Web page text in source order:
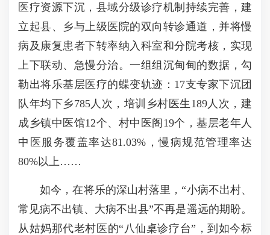
医疗资源下沉，县域分级诊疗机制持续完善，建
立起县、乡与上级医院的双向转诊通道，并将慢
病及康复患者下转率纳入科室和分院考核，实现
上下联动、急慢分治。一组组沉甸甸的数据，勾
勒出将乐基层医疗的蝶变轨迹：17支专家下沉团
队年均下乡785人次，培训乡村医生189人次，建
成乡镇中医馆12个、村中医阁19个，基层老年人
中医服务覆盖率达81.03%，慢病规范管理率达
80%以上……
如今，在将乐的深山村落里，“小病不出村、
常见病不出镇、大病不出县”不再是遥远的期盼。
从姑妈那代老村医的“八仙桌诊疗台”，到如今标